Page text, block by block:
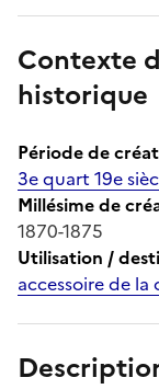
Contexte
historique
Période de
3e quart 19e
Millésime de
1870-1875
Utilisation /
accessoire de la